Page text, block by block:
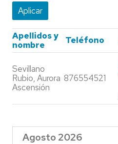
Apellidos y
nombre
Teléfono
Sevillano
Rubio, Aurora
Ascensión
876554521
Agosto 2026